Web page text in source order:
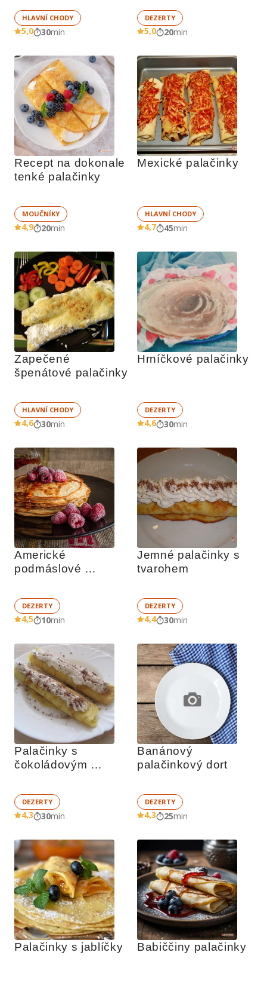
HLAVNÍ CHODY
5,0 30min
DEZERTY
5,0 20min
Recept na dokonale
tenké palačinky
MOUČNÍKY
4,9 20min
Mexické palačinky
HLAVNÍ CHODY
4,7 45min
Zapečené
špenátové palačinky
HLAVNÍ CHODY
4,6 30min
Hrníčkové palačinky
DEZERTY
4,6 30min
Americké
podmáslové
DEZERTY
4,5 10min
Jemné palačinky s
tvarohem
DEZERTY
4,4 30min
Palačinky s
čokoládovým
DEZERTY
4,3 30min
Banánový
palačinkový dort
DEZERTY
4,3 25min
Palačinky s jablíčky Babiččiny palačinky